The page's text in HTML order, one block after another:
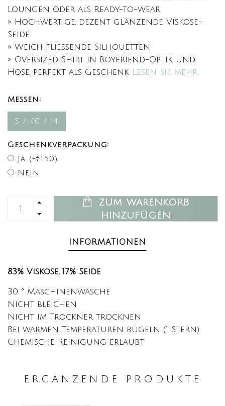
Loungen oder als Ready-to-wear
» Hochwertige, dezent glänzende Viskose-
Seide
» Weich fließende Silhouetten
» Oversized Shirt in Boyfriend-Optik und
Hose, perfekt als Geschenk Lesen Sie mehr..
Messen:
S / 40 / 14
Geschenkverpackung:
Ja (+€1,50)
Nein
ZUM WARENKORB
HINZUFÜGEN
INFORMATIONEN
83% Viskose, 17% Seide
30 ° Maschinenwäsche
Nicht bleichen
Nicht im Trockner trocknen
Bei warmen Temperaturen bügeln (1 Stern)
Chemische Reinigung erlaubt
ERGÄNZENDE PRODUKTE